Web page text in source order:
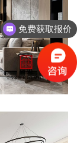
免费获取报价